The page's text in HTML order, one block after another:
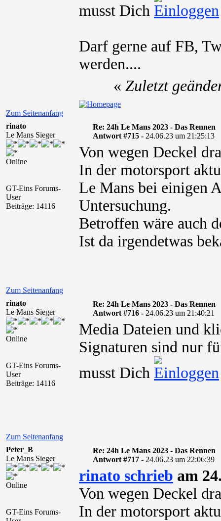
musst Dich
Darf gerne auf FB,
werden....
Zum Seitenanfang
« Zuletzt
rinato
Le Mans Sieger
Online
GT-Eins Forums-
User
Beiträge: 14116
Re: 24h Le Mans 2023 - Das Rennen
Antwort #715 - 24.06.23 um 21:25:13
Von wegen Deckel
In der motorsport
Le Mans bei einigen
Untersuchung.
Betroffen wäre auch
Ist da irgendetwas
Zum Seitenanfang
rinato
Le Mans Sieger
Online
GT-Eins Forums-
User
Beiträge: 14116
Re: 24h Le Mans 2023 - Das Rennen
Antwort #716 - 24.06.23 um 21:40:21
Media Dateien und
Signaturen sind nur
musst Dich
Zum Seitenanfang
Peter_B
Le Mans Sieger
Online
GT-Eins Forums-
Re: 24h Le Mans 2023 - Das Rennen
Antwort #717 - 24.06.23 um 22:06:39
rinato schrieb am
Von wegen Deckel
In der motorsport